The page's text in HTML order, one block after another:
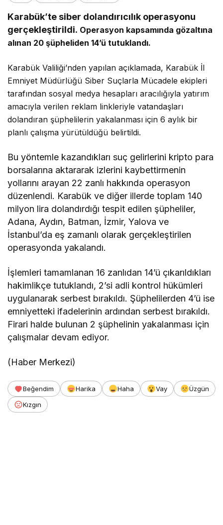
Karabük’te siber dolandırıcılık operasyonu
gerçekleştirildi. Operasyon kapsamında gözaltına
alınan 20 şüpheliden 14’ü tutuklandı.
Karabük Valiliği’nden yapılan açıklamada, Karabük İl
Emniyet Müdürlüğü Siber Suçlarla Mücadele ekipleri
tarafından sosyal medya hesapları aracılığıyla yatırım
amacıyla verilen reklam linkleriyle vatandaşları
dolandıran şüphelilerin yakalanması için 6 aylık bir
planlı çalışma yürütüldüğü belirtildi.
Bu yöntemle kazandıkları suç gelirlerini kripto para
borsalarına aktararak izlerini kaybettirmenin
yollarını arayan 22 zanlı hakkında operasyon
düzenlendi. Karabük ve diğer illerde toplam 140
milyon lira dolandırdığı tespit edilen şüpheliler,
Adana, Aydın, Batman, İzmir, Yalova ve
İstanbul’da eş zamanlı olarak gerçekleştirilen
operasyonda yakalandı.
İşlemleri tamamlanan 16 zanlıdan 14’ü çıkarıldıkları
hakimlikçe tutuklandı, 2’si adli kontrol hükümleri
uygulanarak serbest bırakıldı. Şüphelilerden 4’ü ise
emniyetteki ifadelerinin ardından serbest bırakıldı.
Firari halde bulunan 2 şüphelinin yakalanması için
çalışmalar devam ediyor.
(Haber Merkezi)
Beğendim Harika Haha Vay
Üzgün
Kızgın